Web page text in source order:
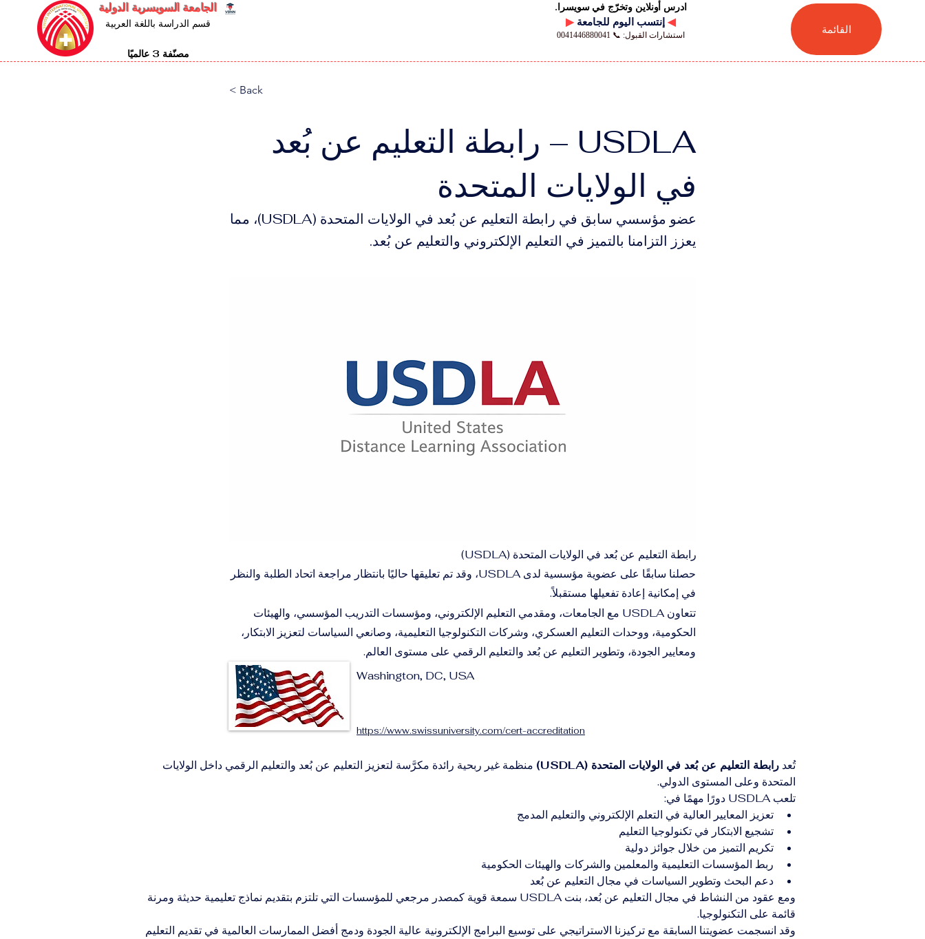
الجامعة السويسرية الدولية
قسم الدراسة باللغة العربية
مصنّفة 3 عالميًا
ادرس أونلاين وتخرّج في سويسرا.
▶ ◀
استشارات القبول: 📞 0041446880041 القائمة
< Back
USDLA – رابطة التعليم عن بُعد
في الولايات المتحدة
عضو مؤسسي سابق في رابطة التعليم عن بُعد في الولايات المتحدة (USDLA)، مما
يعزز التزامنا بالتميز في التعليم الإلكتروني والتعليم عن بُعد.
رابطة التعليم عن بُعد في الولايات المتحدة (USDLA)
حصلنا سابقًا على عضوية مؤسسية لدى USDLA، وقد تم تعليقها حاليًا بانتظار مراجعة اتحاد الطلبة والنظر
في إمكانية إعادة تفعيلها مستقبلاً.
تتعاون USDLA مع الجامعات، ومقدمي التعليم الإلكتروني، ومؤسسات التدريب المؤسسي، والهيئات
الحكومية، ووحدات التعليم العسكري، وشركات التكنولوجيا التعليمية، وصانعي السياسات لتعزيز الابتكار،
ومعايير الجودة، وتطوير التعليم عن بُعد والتعليم الرقمي على مستوى العالم.
Washington, DC, USA
https://www.swissuniversity.com/cert-accreditation
تُعد رابطة التعليم عن بُعد في الولايات المتحدة (USDLA)
منظمة غير ربحية رائدة مكرَّسة لتعزيز التعليم عن بُعد والتعليم الرقمي داخل الولايات
المتحدة وعلى المستوى الدولي.
تلعب USDLA دورًا مهمًا في:
تعزيز المعايير العالية في التعلم الإلكتروني والتعليم المدمج
تشجيع الابتكار في تكنولوجيا التعليم
تكريم التميز من خلال جوائز دولية
ربط المؤسسات التعليمية والمعلمين والشركات والهيئات الحكومية
دعم البحث وتطوير السياسات في مجال التعليم عن بُعد
ومع عقود من النشاط في مجال التعليم عن بُعد، بنت USDLA سمعة قوية كمصدر مرجعي للمؤسسات التي تلتزم بتقديم نماذج تعليمية حديثة ومرنة
قائمة على التكنولوجيا.
وقد انسجمت عضويتنا السابقة مع تركيزنا الاستراتيجي على توسيع البرامج الإلكترونية عالية الجودة ودمج أفضل الممارسات العالمية في تقديم التعليم